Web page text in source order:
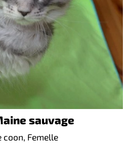
sauvage
coon, Femelle